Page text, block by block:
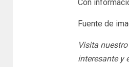
Con
Fuente de
Visita
interesante y